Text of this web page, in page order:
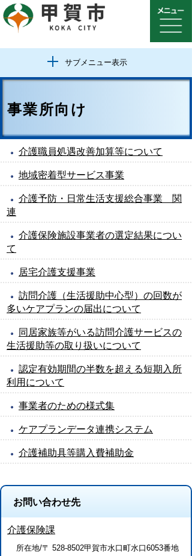
サブメニュー表示
事業所向け
介護職員処遇改善加算等について
地域密着型サービス事業
介護予防・日常生活支援総合事業 関
連
介護保険施設事業者の選定結果につい
て
居宅介護支援事業
訪問介護（生活援助中心型）の回数が
多いケアプランの届出について
同居家族等がいる訪問介護サービスの
生活援助等の取り扱いについて
認定有効期間の半数を超える短期入所
利用について
事業者のための様式集
ケアプランデータ連携システム
介護補助具等購入費補助金
お問い合わせ先
介護保険課
所在地/〒 528-8502甲賀市水口町水口6053番地